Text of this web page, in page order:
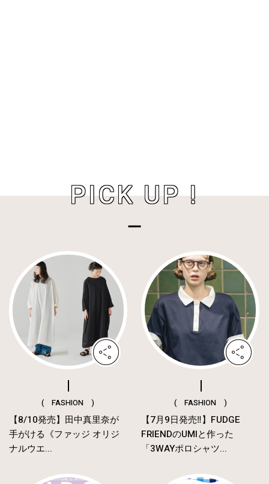
PICK UP !
( FASHION )
【8/10発売】田中真里奈が
手がける《ファッジ オリジ
ナルウエ...
( FASHION )
【7月9日発売‼︎】FUDGE
FRIENDのUMIと作った
「3WAYポロシャツ...